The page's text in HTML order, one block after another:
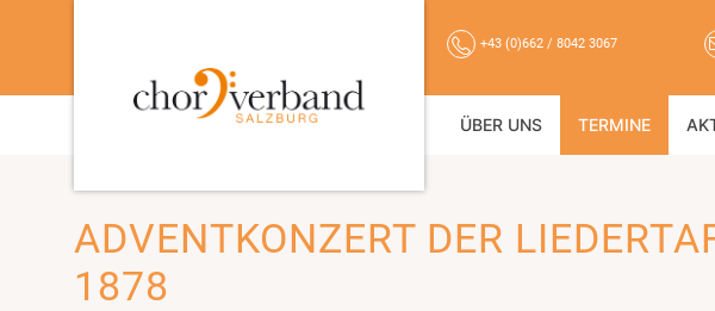
+43 (0)662 / 8042 3067
ÜBER UNS TERMINE
ADVENTKONZERT DER
1878